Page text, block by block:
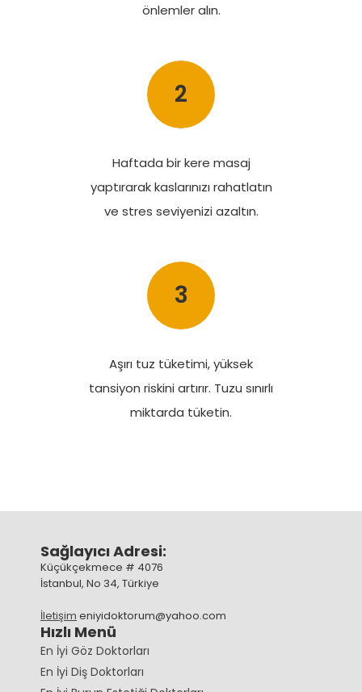
önlemler alın.
2
Haftada bir kere masaj
yaptırarak kaslarınızı rahatlatın
ve stres seviyenizi azaltın.
3
Aşırı tuz tüketimi, yüksek
tansiyon riskini artırır. Tuzu sınırlı
miktarda tüketin.
Sağlayıcı Adresi:
Küçükçekmece # 4076
İstanbul, No 34, Türkiye
İletişim eniyidoktorum@yahoo.com
Hızlı Menü
En İyi Göz Doktorları
En İyi Diş Doktorları